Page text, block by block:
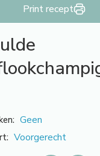
Print recept
Geen
Voorgerecht